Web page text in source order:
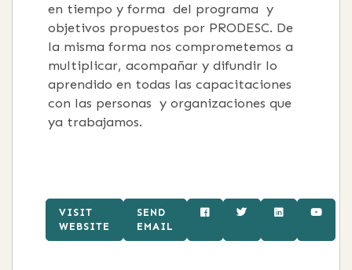
en tiempo y forma del programa y
objetivos propuestos por PRODESC. De
la misma forma nos comprometemos a
multiplicar, acompañar y difundir lo
aprendido en todas las capacitaciones
con las personas y organizaciones que
ya trabajamos.
VISIT
WEBSITE
SEND
EMAIL